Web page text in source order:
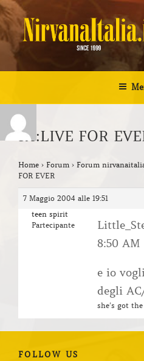
Salta
al
contenuto
NIRVANA
Re:LIVE FOR
Home › Forum › Forum
FOR EVER
7 Maggio 2004 alle 19:51
teen spirit
Partecipante
8:50 AM
e io
degli
she’s got
FOLLOW US